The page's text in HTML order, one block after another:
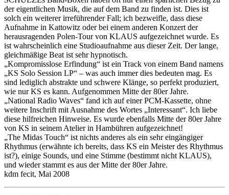
der eigentlichen Musik, die auf dem Band zu finden ist. Dies ist
solch ein weiterer irreführender Fall; ich bezweifle, dass diese
Aufnahme in Kattowitz oder bei einem anderen Konzert der
herausragenden Polen-Tour von KLAUS aufgezeichnet wurde. Es
ist wahrscheinlich eine Studioaufnahme aus dieser Zeit. Der lange,
gleichmäßige Beat ist sehr hypnotisch.
„Kompromisslose Erfindung“ ist ein Track von einem Band namens
„KS Solo Session LP“ – was auch immer dies bedeuten mag. Es
sind lediglich abstrakte und schwere Klänge, so perfekt produziert,
wie nur KS es kann. Aufgenommen Mitte der 80er Jahre.
„National Radio Waves“ fand ich auf einer PCM-Kassette, ohne
weitere Inschrift mit Ausnahme des Wortes „Interessant“. Ich liebe
diese hilfreichen Hinweise. Es wurde ebenfalls Mitte der 80er Jahre
von KS in seinem Atelier in Hambühren aufgezeichnet!
„The Midas Touch“ ist nichts anderes als ein sehr eingängiger
Rhythmus (erwähnte ich bereits, dass KS ein Meister des Rhythmus
ist?), einige Sounds, und eine Stimme (bestimmt nicht KLAUS),
und wieder stammt es aus der Mitte der 80er Jahre.
kdm fecit, Mai 2008